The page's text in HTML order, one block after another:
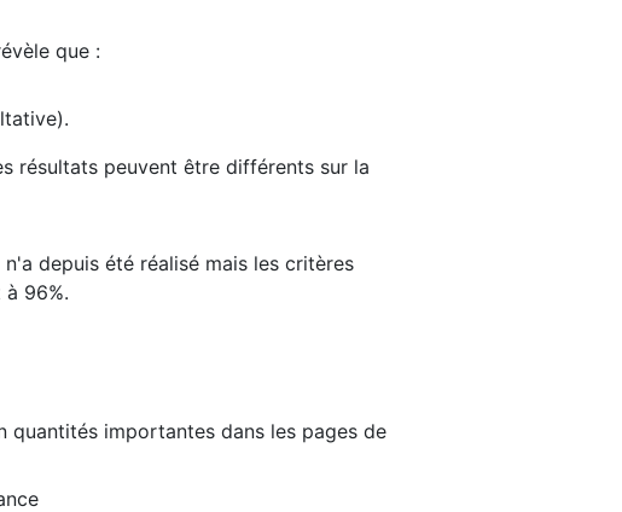
que :
résultats peuvent être différents sur la
depuis été réalisé mais les critères
96%.
quantités importantes dans les pages de